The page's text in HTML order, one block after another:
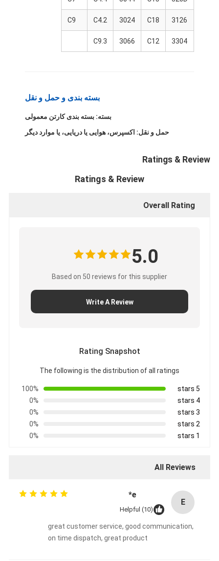
در مورد ما
تور کارخانه
کنترل کیفیت
حالا حرف بزن
قطعات موتور کوماتسو
قطعات موتور کاترپیلار
قطعات موتور دوسان
قطعات موتور VOLVO
قطعات موتور YANMAR
قطعات موتور ویچای
3126
C18
3024
C4.2
C9
3304
C12
3066
C9.3
بسته بندی و حمل و نقل
بسته: بسته بندی کارتن معمولی
حمل و نقل: اکسپرس، هوایی یا دریایی، یا موارد دیگر
Ratings & Review
Ratings & Review
Overall Rating
5.0
Based on 50 reviews for this supplier
Write A Review
Rating Snapshot
The following is the distribution of all ratings
5 stars
100%
4 stars
0%
3 stars
0%
2 stars
0%
1 stars
0%
All Reviews
E
e*
Helpful (10)
great customer service, good communication,
on time dispatch, great product